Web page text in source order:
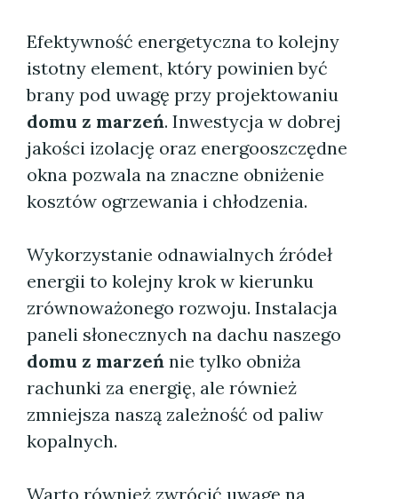
Efektywność energetyczna to kolejny
istotny element, który powinien być
brany pod uwagę przy projektowaniu
domu z marzeń. Inwestycja w dobrej
jakości izolację oraz energooszczędne
okna pozwala na znaczne obniżenie
kosztów ogrzewania i chłodzenia.
Wykorzystanie odnawialnych źródeł
energii to kolejny krok w kierunku
zrównoważonego rozwoju. Instalacja
paneli słonecznych na dachu naszego
domu z marzeń nie tylko obniża
rachunki za energię, ale również
zmniejsza naszą zależność od paliw
kopalnych.
Warto również zwrócić uwagę na